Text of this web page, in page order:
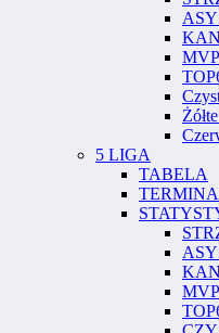
MVP
5 LIGA
TABELA
MVP